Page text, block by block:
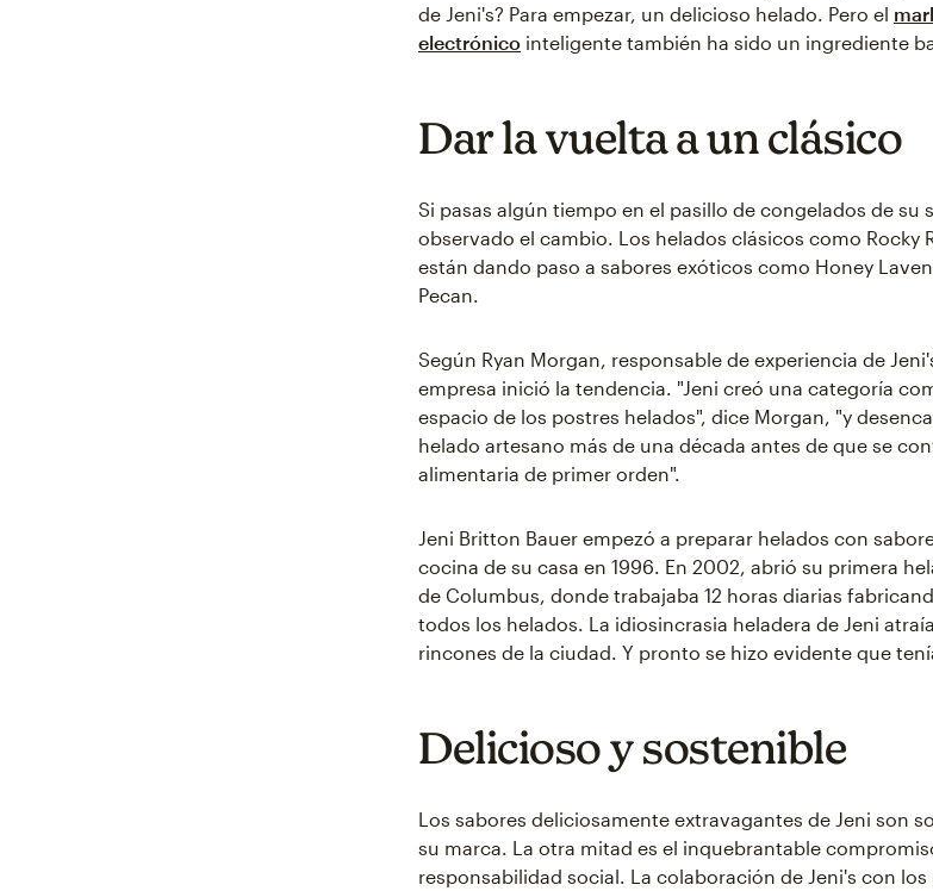
de Jeni's? Para empezar, un delicioso helado. Pero el
electrónico inteligente también ha sido un ingrediente
Dar la vuelta a un clásico
Si pasas algún tiempo en el pasillo de congelados de su
observado el cambio. Los helados clásicos como Rocky
están dando paso a sabores exóticos como Honey
Pecan.
Según Ryan Morgan, responsable de experiencia de
empresa inició la tendencia. "Jeni creó una categoría
espacio de los postres helados", dice Morgan, "y
helado artesano más de una década antes de que se
alimentaria de primer orden".
Jeni Britton Bauer empezó a preparar helados con
cocina de su casa en 1996. En 2002, abrió su primera
de Columbus, donde trabajaba 12 horas diarias
todos los helados. La idiosincrasia heladera de Jeni
rincones de la ciudad. Y pronto se hizo evidente que
Delicioso y sostenible
Los sabores deliciosamente extravagantes de Jeni son
su marca. La otra mitad es el inquebrantable
responsabilidad social. La colaboración de Jeni's con